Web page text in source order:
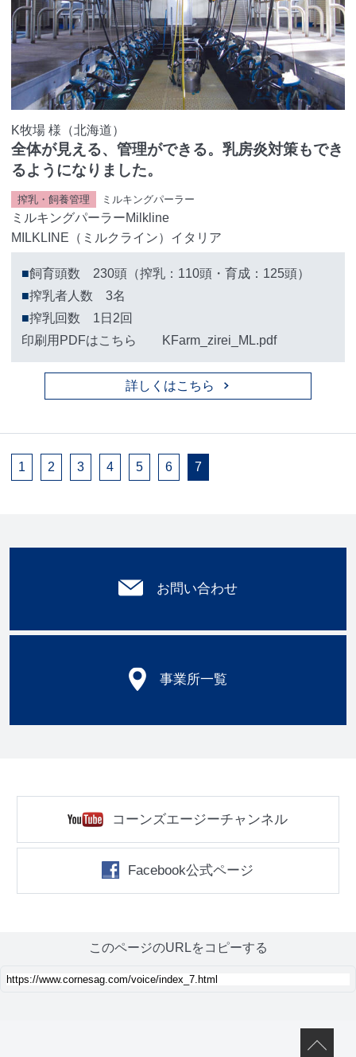
K牧場 様（北海道）
全体が見える、管理ができる。乳房炎対策もでき
るようになりました。
搾乳・飼養管理 ミルキングパーラー
ミルキングパーラーMilkline
MILKLINE（ミルクライン）イタリア
■飼育頭数 230頭（搾乳：110頭・育成：125頭）
■搾乳者人数 3名
■搾乳回数 1日2回
印刷用PDFはこちら KFarm_zirei_ML.pdf
詳しくはこちら
1 2 3 4 5 6 7
お問い合わせ
事業所一覧
コーンズエージーチャンネル
Facebook公式ページ
このページのURLをコピーする